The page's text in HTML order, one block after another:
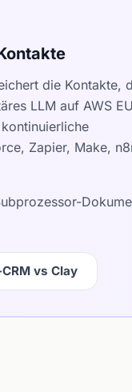
die Kontakte,
LLM auf AWS
Zapier, Make,
vs Clay